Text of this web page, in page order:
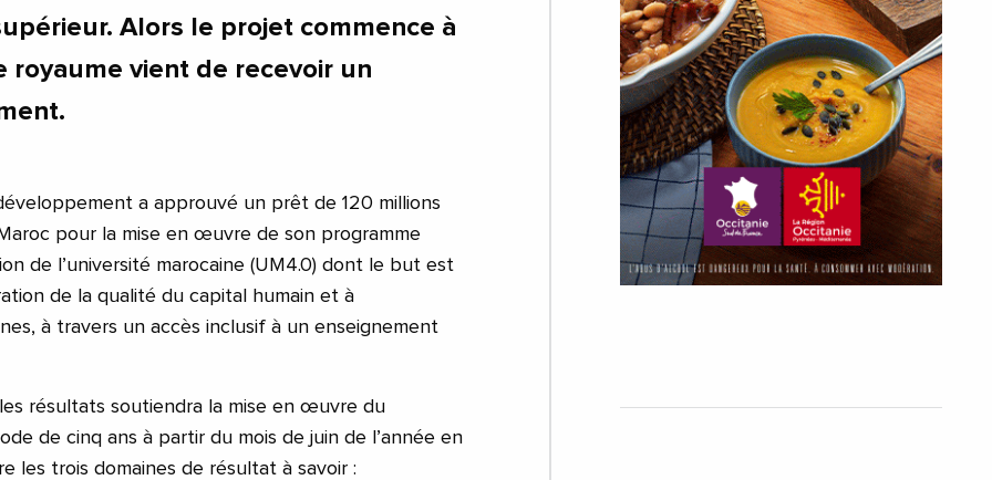
Alors le projet commence à
royaume vient de recevoir un
a approuvé un prêt de 120 millions
pour la mise en œuvre de son programme
de l’université marocaine (UM4.0) dont le but est
de la qualité du capital humain et à
à travers un accès inclusif à un enseignement
résultats soutiendra la mise en œuvre du
de cinq ans à partir du mois de juin de l’année en
les trois domaines de résultat à savoir :